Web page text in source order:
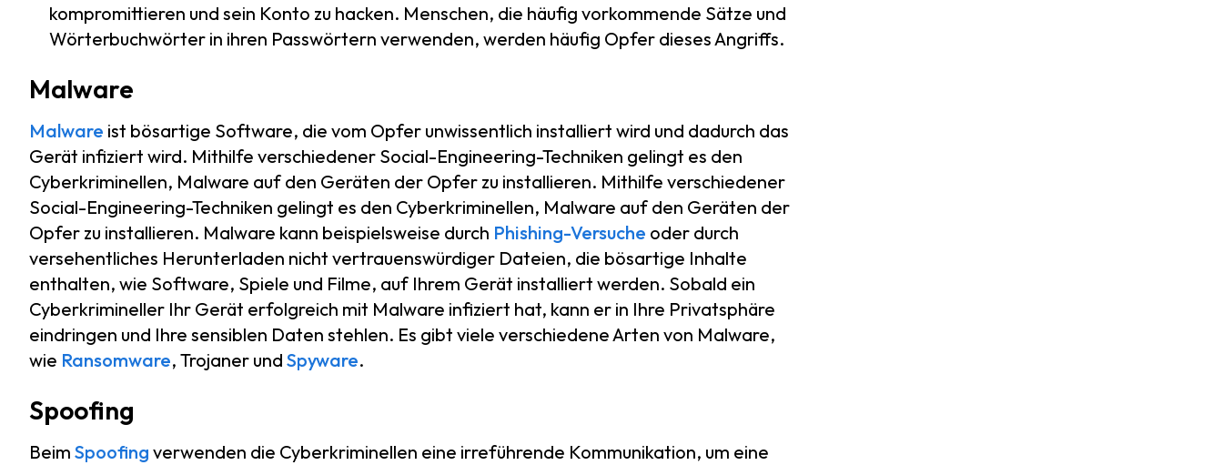
kompromittieren und sein Konto zu hacken. Menschen, die häufig vorkommende Sätze und
Wörterbuchwörter in ihren Passwörtern verwenden, werden häufig Opfer dieses Angriffs.
Malware
Malware ist bösartige Software, die vom Opfer unwissentlich installiert wird und dadurch das
Gerät infiziert wird. Mithilfe verschiedener Social-Engineering-Techniken gelingt es den
Cyberkriminellen, Malware auf den Geräten der Opfer zu installieren. Mithilfe verschiedener
Social-Engineering-Techniken gelingt es den Cyberkriminellen, Malware auf den Geräten der
Opfer zu installieren. Malware kann beispielsweise durch Phishing-Versuche oder durch
versehentliches Herunterladen nicht vertrauenswürdiger Dateien, die bösartige Inhalte
enthalten, wie Software, Spiele und Filme, auf Ihrem Gerät installiert werden. Sobald ein
Cyberkrimineller Ihr Gerät erfolgreich mit Malware infiziert hat, kann er in Ihre Privatsphäre
eindringen und Ihre sensiblen Daten stehlen. Es gibt viele verschiedene Arten von Malware,
wie Ransomware, Trojaner und Spyware.
Spoofing
Beim Spoofing verwenden die Cyberkriminellen eine irreführende Kommunikation, um eine